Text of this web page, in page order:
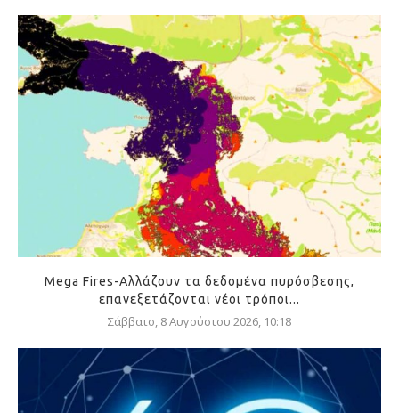
Mega Fires-Αλλάζουν τα δεδομένα πυρόσβεσης,
επανεξετάζονται νέοι τρόποι...
Σάββατο, 8 Αυγούστου 2026, 10:18